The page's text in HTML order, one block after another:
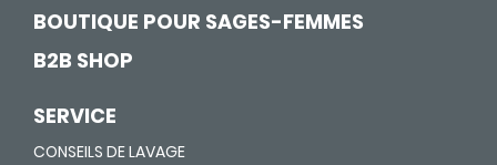
BOUTIQUE POUR SAGES-FEMMES
B2B SHOP
SERVICE
CONSEILS DE LAVAGE